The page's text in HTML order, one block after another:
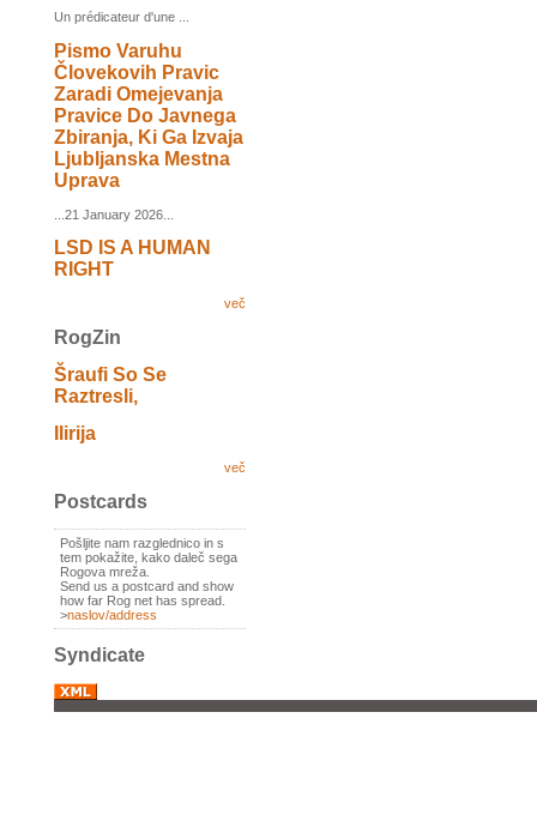
Un prédicateur d'une ...
Pismo Varuhu
Človekovih Pravic
Zaradi Omejevanja
Pravice Do Javnega
Zbiranja, Ki Ga Izvaja
Ljubljanska Mestna
Uprava
...21 January 2026...
LSD IS A HUMAN
RIGHT
več
RogZin
Šraufi So Se
Raztresli,
Ilirija
več
Postcards
Pošljite nam razglednico in s
tem pokažite, kako daleč sega
Rogova mreža.
Send us a postcard and show
how far Rog net has spread.
>naslov/address
Syndicate